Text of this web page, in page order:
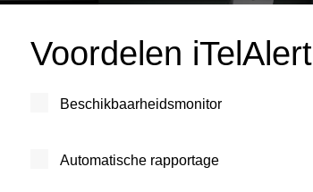
Voordelen iTelAlert
Beschikbaarheidsmonitor
Automatische rapportage